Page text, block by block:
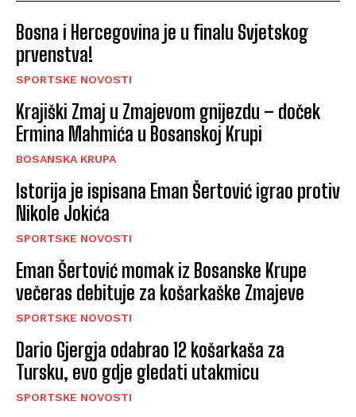
Bosna i Hercegovina je u finalu Svjetskog
prvenstva!
SPORTSKE NOVOSTI
Krajiški Zmaj u Zmajevom gnijezdu – doček
Ermina Mahmića u Bosanskoj Krupi
BOSANSKA KRUPA
Istorija je ispisana Eman Šertović igrao protiv
Nikole Jokića
SPORTSKE NOVOSTI
Eman Šertović momak iz Bosanske Krupe
večeras debituje za košarkaške Zmajeve
SPORTSKE NOVOSTI
Dario Gjergja odabrao 12 košarkaša za
Tursku, evo gdje gledati utakmicu
SPORTSKE NOVOSTI